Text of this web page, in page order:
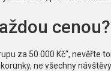
cenou?
za 50 000 Kč“, nevěřte
ne všechny